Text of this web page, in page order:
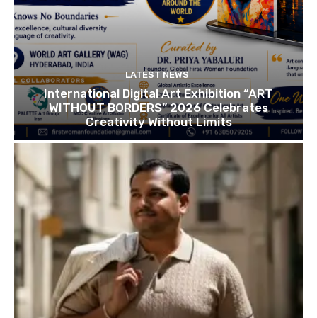
LATEST NEWS
International Digital Art Exhibition “ART
WITHOUT BORDERS” 2026 Celebrates
Creativity Without Limits